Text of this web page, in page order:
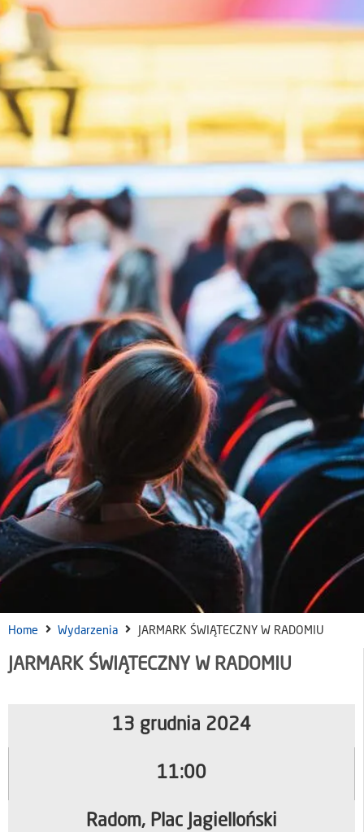
Home Wydarzenia JARMARK ŚWIĄTECZNY W RADOMIU
JARMARK ŚWIĄTECZNY W RADOMIU
13 grudnia 2024
11:00
Radom, Plac Jagielloński